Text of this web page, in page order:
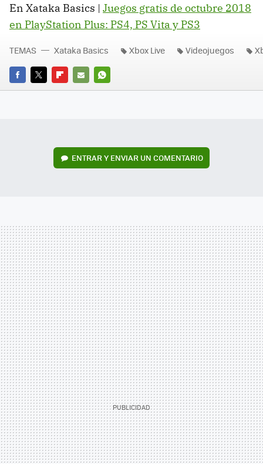
En Xataka Basics | Juegos gratis de octubre 2018
en PlayStation Plus: PS4, PS Vita y PS3
FACEBOOK
TWITTERFLIPBOARD
E-
WHATSAPP
TEMAS Xataka Basics Xbox Live Videojuegos
ENTRAR Y ENVIAR UN COMENTARIO